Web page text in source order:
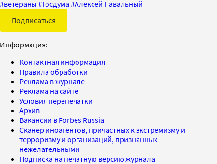
#ветераны #Госдума #Алексей Навальный
Подписаться
Информация:
Контактная информация
Правила обработки
Реклама в журнале
Реклама на сайте
Условия перепечатки
Архив
Вакансии в Forbes Russia
Сканер иноагентов, причастных к экстремизму и
терроризму и организаций, признанных
нежелательными
Подписка на печатную версию журнала